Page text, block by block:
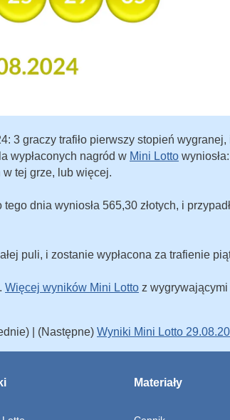
3 graczy trafiło pierwszy stopień
wypłaconych nagród w Mini Lotto
w tej grze, lub więcej.
dnia wyniosła 565,30 złotych, i
puli, i zostanie wypłacona za trafienie
Więcej wyników Mini Lotto z
| (Następne) Wyniki Mini Lotto
Materiały